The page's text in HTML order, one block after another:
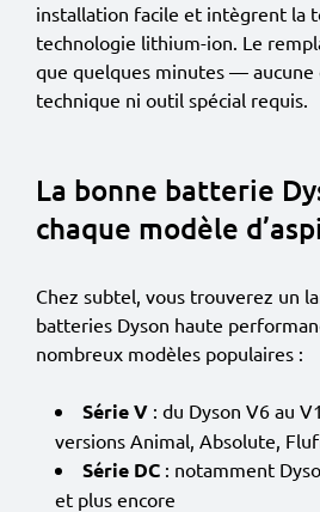
installation facile et intègrent la
technologie lithium-ion. Le
que quelques minutes — aucune
technique ni outil spécial requis.
La bonne batterie
chaque modèle
Chez subtel, vous trouverez un
batteries Dyson haute
nombreux modèles populaires :
Série V : du Dyson V6 au
versions Animal, Absolute,
Série DC : notamment
et plus encore